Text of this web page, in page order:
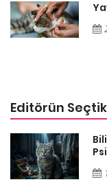
Editörün